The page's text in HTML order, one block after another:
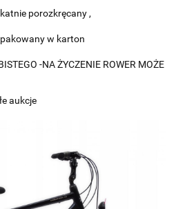
porozkręcany ,
w karton
-NA ŻYCZENIE ROWER MOŻE
aukcje